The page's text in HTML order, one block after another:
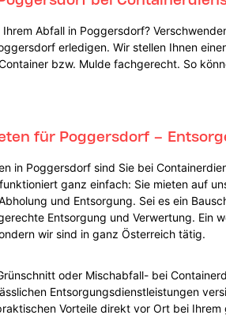
Abfall in Poggersdorf?
erledigen. Wir stellen Ihnen
bzw. Mulde fachgerecht. So
für Poggersdorf –
in Poggersdorf sind Sie bei
ganz einfach: Sie mieten auf
und Entsorgung. Sei es ein
Entsorgung und Verwertung. Ein
wir sind in ganz Österreich tätig.
oder Mischabfall- bei
Entsorgungsdienstleistungen
Vorteile direkt vor Ort bei